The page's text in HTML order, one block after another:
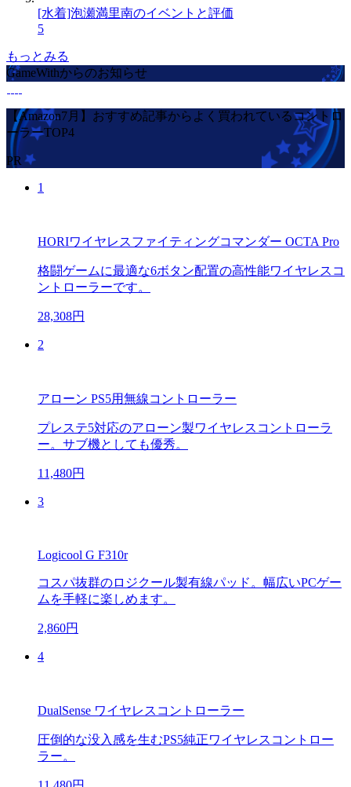
[水着]泡瀬満里南のイベントと評価
5
もっとみる
GameWithからのお知らせ
【Amazon7月】おすすめ記事からよく買われているコントロ
ーラーTOP4
PR
1
HORIワイヤレスファイティングコマンダー OCTA Pro
格闘ゲームに最適な6ボタン配置の高性能ワイヤレスコ
ントローラーです。
28,308円
2
アローン PS5用無線コントローラー
プレステ5対応のアローン製ワイヤレスコントローラ
ー。サブ機としても優秀。
11,480円
3
Logicool G F310r
コスパ抜群のロジクール製有線パッド。幅広いPCゲー
ムを手軽に楽しめます。
2,860円
4
DualSense ワイヤレスコントローラー
圧倒的な没入感を生むPS5純正ワイヤレスコントロー
ラー。